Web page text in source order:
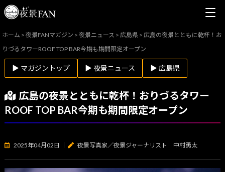
ホーム >夜景FANマガジン >夜景ニュース >広島県 >広島の夜景とともに乾杯！お
りづるタワーROOF TOP BAR今期も期間限定オープン
▶ マガジントップ ▶ 夜景ニュース ▶ 広島県
広島の夜景とともに乾杯！おりづるタワー
ROOF TOP BAR今期も期間限定オープン
2025年04月02日 夜景写真家／夜景ジャーナリスト 中村勇太